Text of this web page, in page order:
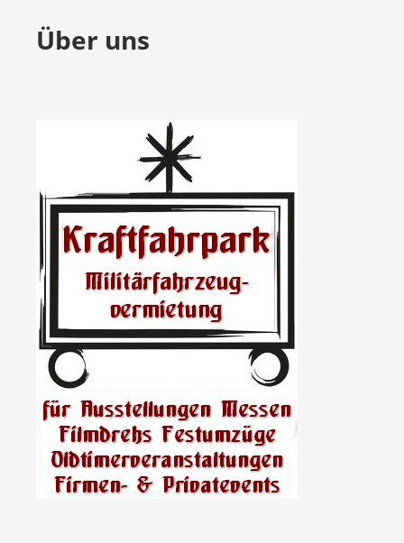
Über uns